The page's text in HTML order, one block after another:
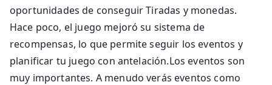
oportunidades de conseguir Tiradas y monedas.
Hace poco, el juego mejoró su sistema de
recompensas, lo que permite seguir los eventos y
planificar tu juego con antelación.Los eventos son
muy importantes. A menudo verás eventos como